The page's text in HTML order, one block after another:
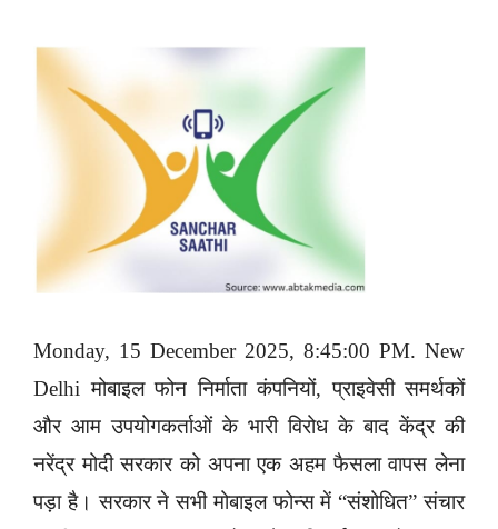
Monday, 15 December 2025, 8:45:00 PM. New
Delhi मोबाइल फोन निर्माता कंपनियों, प्राइवेसी समर्थकों
और आम उपयोगकर्ताओं के भारी विरोध के बाद केंद्र की
नरेंद्र मोदी सरकार को अपना एक अहम फैसला वापस लेना
पड़ा है। सरकार ने सभी मोबाइल फोन्स में “संशोधित” संचार